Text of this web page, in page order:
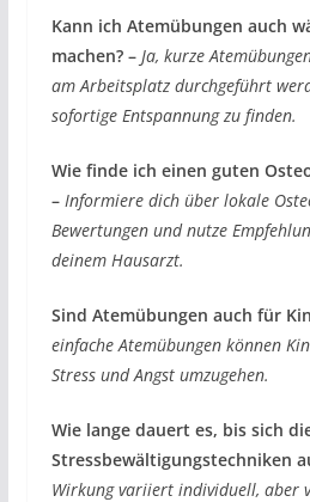
Kann ich Atemübungen auch
machen? – Ja, kurze
am Arbeitsplatz durchgeführt
sofortige Entspannung zu finden.
Wie finde ich einen guten
– Informiere dich über lokale
Bewertungen und nutze
deinem Hausarzt.
Sind Atemübungen auch für
einfache Atemübungen können
Stress und Angst umzugehen.
Wie lange dauert es, bis sich
Stressbewältigungstechniken
Wirkung variiert individuell, aber